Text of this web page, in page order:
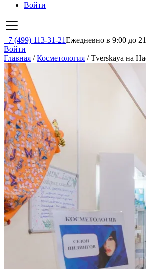
Войти
+7 (499) 113-31-21Ежедневно в 9:00 до
Войти
Главная /Косметология /Tverskaya на